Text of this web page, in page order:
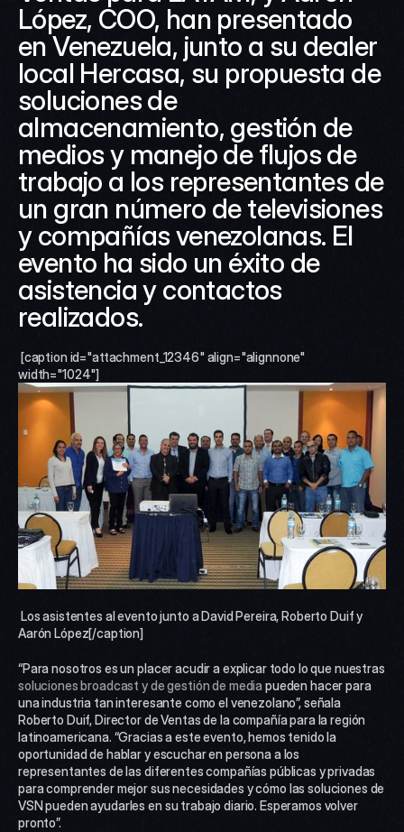
López, COO, han presentado
en Venezuela, junto a su dealer
local Hercasa, su propuesta de
soluciones de
almacenamiento, gestión de
medios y manejo de flujos de
trabajo a los representantes de
un gran número de televisiones
y compañías venezolanas. El
evento ha sido un éxito de
asistencia y contactos
realizados.
width="1024"]
Aarón López[/caption]
soluciones broadcast y de gestión de media pueden hacer para
una industria tan interesante como el venezolano”, señala
Roberto Duif, Director de Ventas de la compañía para la región
latinoamericana. “Gracias a este evento, hemos tenido la
oportunidad de hablar y escuchar en persona a los
representantes de las diferentes compañías públicas y privadas
para comprender mejor sus necesidades y cómo las soluciones de
VSN pueden ayudarles en su trabajo diario. Esperamos volver
pronto”.